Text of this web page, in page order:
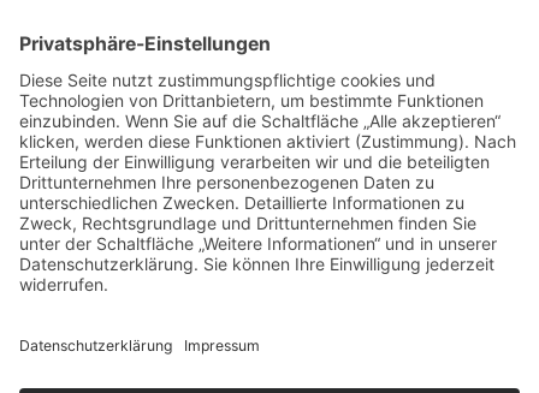
Pfingstsonntag: geschlossen
Pfingstmontag: geschlossen
Fronleichnam geschlossen
Tag der Deutschen Einheit 03.10.
geschlossen
Allerheiligen 01.11. 10.00 - 13.00 Uhr
Heiligabend: 08:00 -13:00 Uhr